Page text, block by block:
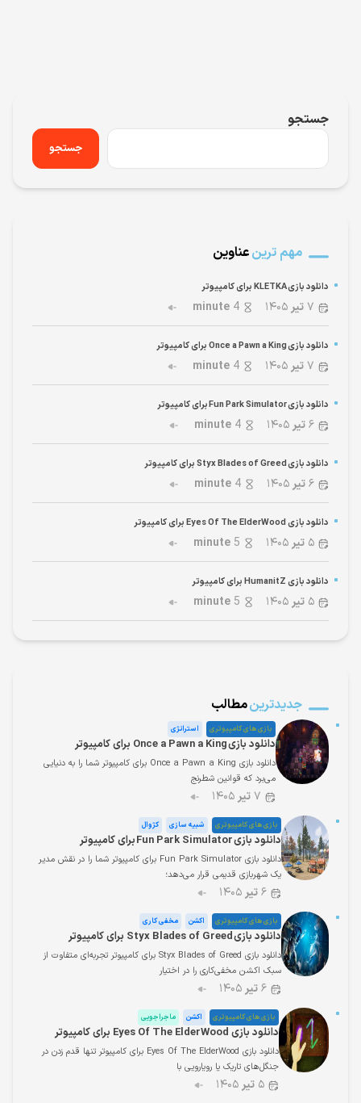
جستجو
جستجو
مهم ترینعناوین
دانلود بازی KLETKA برای کامپیوتر
۷تیر۱۴۰۵ 4
minute
دانلود بازی Once a Pawn a King برای کامپیوتر
۷تیر۱۴۰۵ 4
minute
دانلود بازی Fun Park Simulator برای کامپیوتر
۶تیر۱۴۰۵ 4
minute
دانلود بازی Styx Blades of Greed برای کامپیوتر
۶تیر۱۴۰۵ 4
minute
دانلود بازی Eyes Of The ElderWood برای کامپیوتر
۵ تیر۱۴۰۵ 5
minute
دانلود بازی HumanitZ برای کامپیوتر
۵ تیر۱۴۰۵ 5
minute
جدیدترینمطالب
بازی های کامپیوتری استراتژی
دانلود بازی Once a Pawn a King برای کامپیوتر
دانلود بازی Once a Pawn a King برای کامپیوتر شما را به دنیایی
می‌برد که قوانین شطرنج
۷ تیر ۱۴۰۵
بازی های کامپیوتری شبیه سازی کژوال
دانلود بازی Fun Park Simulator برای کامپیوتر
دانلود بازی Fun Park Simulator برای کامپیوتر شما را در نقش مدیر
یک شهربازی قدیمی قرار می‌دهد؛
۶تیر۱۴۰۵
بازی های کامپیوتری اکشن مخفی کاری
دانلود بازی Styx Blades of Greed برای کامپیوتر
دانلود بازی Styx Blades of Greed برای کامپیوتر تجربه‌ای متفاوت از
سبک اکشن مخفی‌کاری را در اختیار
۶تیر۱۴۰۵
بازی های کامپیوتری اکشن ماجراجویی
دانلود بازی Eyes Of The ElderWood برای کامپیوتر
دانلود بازی Eyes Of The ElderWood برای کامپیوتر تنها قدم زدن در
جنگل‌های تاریک یا رویارویی با
۵ تیر۱۴۰۵